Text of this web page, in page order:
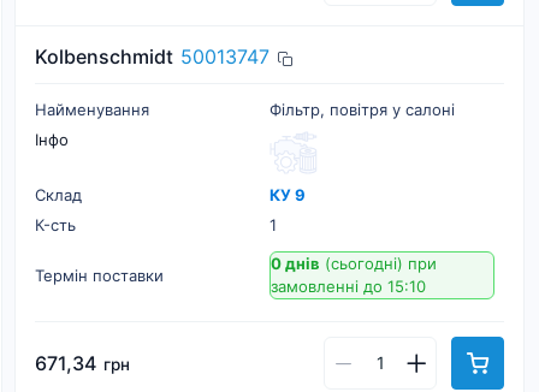
Kolbenschmidt 50013747
Найменування
Фільтр, повітря у салоні
Інфо
Склад
КУ 9
К-cть
1
Термін поставки
0 днів (сьогодні) при
замовленні до 15:10
671,34 грн